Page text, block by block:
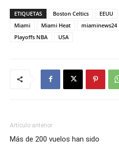
ETIQUETAS Boston Celtics EEUU
Miami
Miami Heat miaminews24
Playoffs NBA
USA
Artículo anterior
Más de 200 vuelos han sido